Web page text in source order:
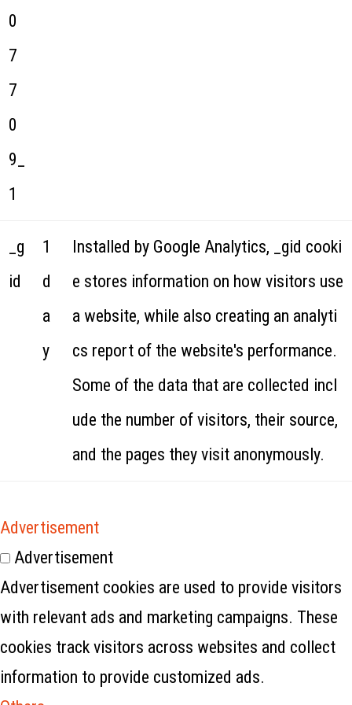
0
7
7
0
9_
1
_g
id
1
d
a
y
Installed by Google Analytics, _gid cooki
e stores information on how visitors use
a website, while also creating an analyti
cs report of the website's performance.
Some of the data that are collected incl
ude the number of visitors, their source,
and the pages they visit anonymously.
Advertisement
Advertisement
Advertisement cookies are used to provide visitors
with relevant ads and marketing campaigns. These
cookies track visitors across websites and collect
information to provide customized ads.